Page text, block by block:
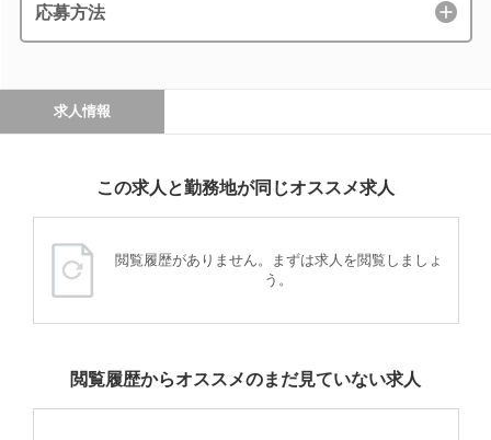
応募方法
求人情報
この求人と勤務地が同じオススメ求人
閲覧履歴がありません。まずは求人を閲覧しましょ
う。
閲覧履歴からオススメのまだ見ていない求人